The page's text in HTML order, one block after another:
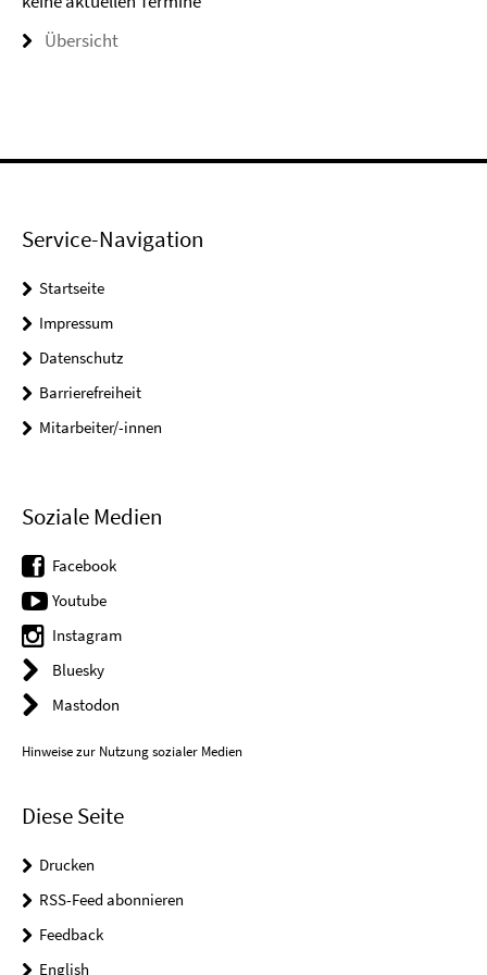
Übersicht
Service-Navigation
Startseite
Impressum
Datenschutz
Barrierefreiheit
Mitarbeiter/-innen
Soziale Medien
Facebook
Youtube
Instagram
Bluesky
Mastodon
Hinweise zur Nutzung sozialer Medien
Diese Seite
Drucken
RSS-Feed abonnieren
Feedback
English